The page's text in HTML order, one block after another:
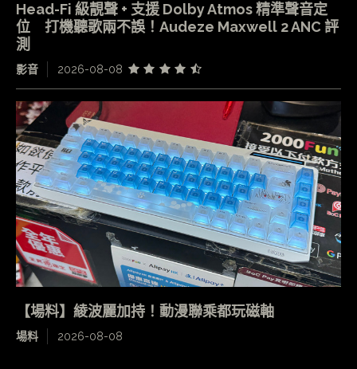
Head-Fi 級靚聲 + 支援 Dolby Atmos 精準聲音定
位 打機聽歌兩不誤！Audeze Maxwell 2 ANC 評
測
影音 2026-08-08
【場料】綾波麗加持！動漫聯乘都玩磁軸
場料 2026-08-08